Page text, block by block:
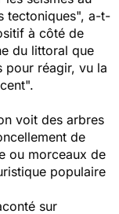
tectoniques", a-t-
à côté de
du littoral que
pour réagir, vu la
voit des arbres
de
ou morceaux de
populaire
sur